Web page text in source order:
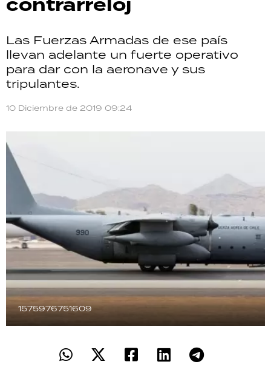
Las Fuerzas Armadas de ese país
llevan adelante un fuerte operativo
para dar con la aeronave y sus
tripulantes.
10 Diciembre de 2019 09:24
1575976751609
GRAN HERMANO
SALUD
DEPORTES
TECNOLOGÍA
RECETAS
PALABRAS
HORÓSCOPO
Seguinos